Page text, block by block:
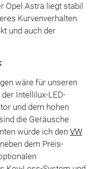
Opel Astra liegt stabil
Kurvenverhalten.
und auch der
wäre für unseren
Intellilux-LED-
und dem hohen
die Geräusche
würde ich den VW
dem Preis-